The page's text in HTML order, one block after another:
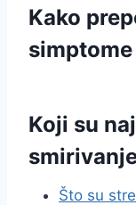
Kako
Koji su
Što su